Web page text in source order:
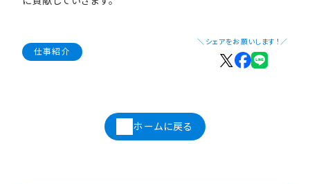
仕事紹介
＼シェアをお願いします！／
ホームに戻る